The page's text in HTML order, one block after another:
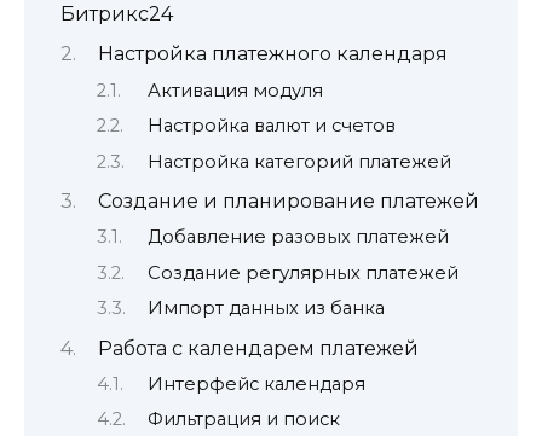
Битрикс24
Настройка платежного календаря
Активация модуля
Настройка валют и счетов
Настройка категорий платежей
Создание и планирование платежей
Добавление разовых платежей
Создание регулярных платежей
Импорт данных из банка
Работа с календарем платежей
Интерфейс календаря
Фильтрация и поиск